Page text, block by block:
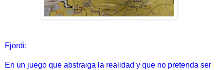
Fjordi:
En un juego que abstraiga la realidad y que no pretenda ser